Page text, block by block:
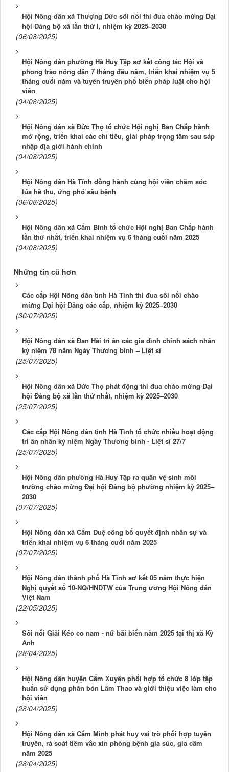
Hội Nông dân xã Thượng Đức sôi nổi thi đua chào mừng Đại
hội Đảng bộ xã lần thứ I, nhiệm kỳ 2025–2030
(06/08/2025)
Hội Nông dân phường Hà Huy Tập sơ kết công tác Hội và
phong trào nông dân 7 tháng đầu năm, triển khai nhiệm vụ 5
tháng cuối năm và tuyên truyền phổ biến pháp luật cho hội
viên
(04/08/2025)
Hội Nông dân xã Đức Thọ tổ chức Hội nghị Ban Chấp hành
mở rộng, triển khai các chỉ tiêu, giải pháp trọng tâm sau sáp
nhập địa giới hành chính
(04/08/2025)
Hội Nông dân Hà Tĩnh đồng hành cùng hội viên chăm sóc
lúa hè thu, ứng phó sâu bệnh
(06/08/2025)
Hội Nông dân xã Cẩm Bình tổ chức Hội nghị Ban Chấp hành
lần thứ nhất, triển khai nhiệm vụ 6 tháng cuối năm 2025
(04/08/2025)
Những tin cũ hơn
Các cấp Hội Nông dân tỉnh Hà Tĩnh thi đua sôi nổi chào
mừng Đại hội Đảng các cấp, nhiệm kỳ 2025–2030
(30/07/2025)
Hội Nông dân xã Đan Hải tri ân các gia đình chính sách nhân
kỷ niệm 78 năm Ngày Thương binh – Liệt sĩ
(25/07/2025)
Hội Nông dân xã Đức Thọ phát động thi đua chào mừng Đại
hội Đảng bộ xã lần thứ nhất, nhiệm kỳ 2025–2030
(25/07/2025)
Các cấp Hội Nông dân tỉnh Hà Tĩnh tổ chức nhiều hoạt động
tri ân nhân kỷ niệm Ngày Thương binh - Liệt sĩ 27/7
(25/07/2025)
Hội Nông dân phường Hà Huy Tập ra quân vệ sinh môi
trường chào mừng Đại hội Đảng bộ phường nhiệm kỳ 2025–
2030
(07/07/2025)
Hội Nông dân xã Cẩm Duệ công bố quyết định nhân sự và
triển khai nhiệm vụ 6 tháng cuối năm 2025
(07/07/2025)
Hội Nông dân thành phố Hà Tĩnh sơ kết 05 năm thực hiện
Nghị quyết số 10-NQ/HNDTW của Trung ương Hội Nông dân
Việt Nam
(22/05/2025)
Sôi nổi Giải Kéo co nam - nữ bãi biển năm 2025 tại thị xã Kỳ
Anh
(28/04/2025)
Hội Nông dân huyện Cẩm Xuyên phối hợp tổ chức 8 lớp tập
huấn sử dụng phân bón Lâm Thao và giới thiệu việc làm cho
hội viên
(28/04/2025)
Hội Nông dân xã Cẩm Minh phát huy vai trò phối hợp tuyên
truyền, rà soát tiêm vắc xin phòng bệnh gia súc, gia cầm
năm 2025
(28/04/2025)